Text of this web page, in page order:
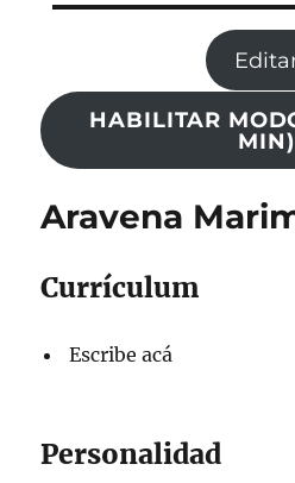
Aravena
Currículum
Escribe acá
Personalidad
HABILITAR
MIN)